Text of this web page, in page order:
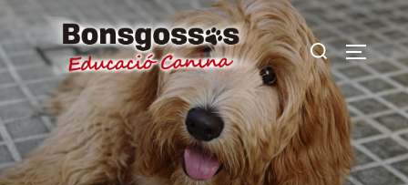
Saltar
al
contenido
Buscar: